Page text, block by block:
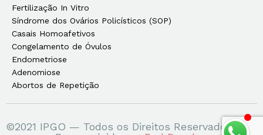
Fertilização In Vitro
Síndrome dos Ovários Policísticos (SOP)
Casais Homoafetivos
Congelamento de Óvulos
Endometriose
Adenomiose
Abortos de Repetição
©2021 IPGO — Todos os Direitos Reservados